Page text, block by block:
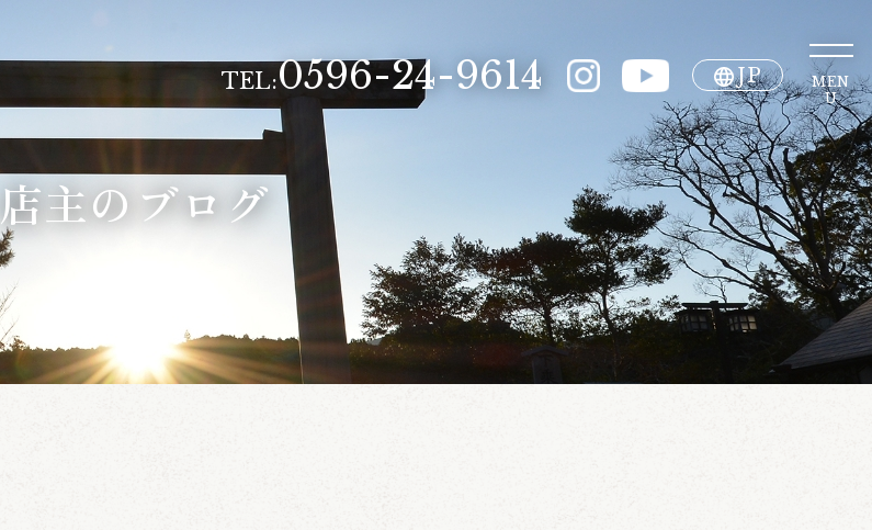
TEL:0596-24-9614 JP MEN
U
店主のブログ